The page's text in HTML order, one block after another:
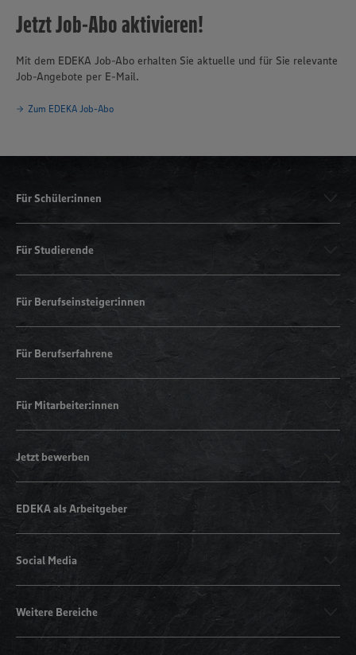
Jetzt Job-Abo aktivieren!
Mit dem EDEKA Job-Abo erhalten Sie aktuelle und für Sie relevante
Job-Angebote per E-Mail.
Zum EDEKA Job-Abo
Für Schüler:innen
Für Studierende
Für Berufseinsteiger:innen
Für Berufserfahrene
Für Mitarbeiter:innen
Jetzt bewerben
EDEKA als Arbeitgeber
Social Media
Weitere Bereiche